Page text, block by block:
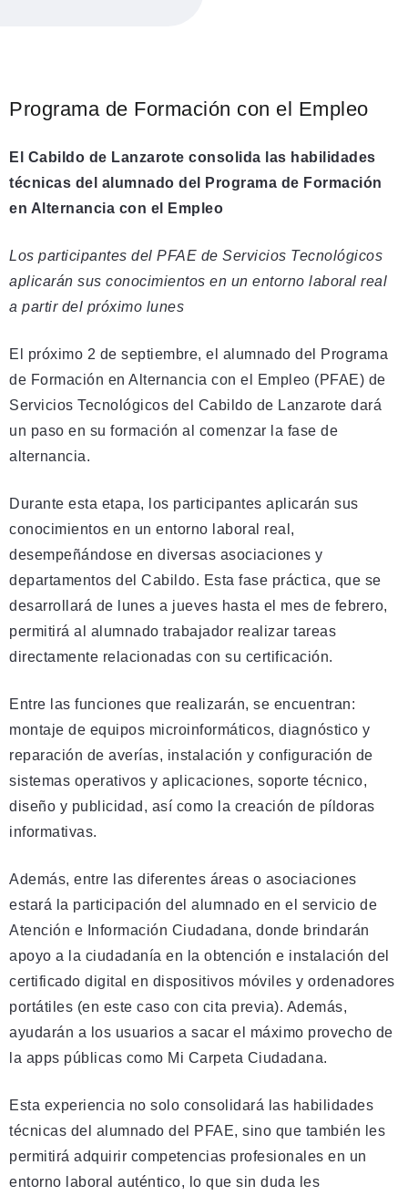
Programa de Formación con el Empleo
El Cabildo de Lanzarote consolida las habilidades
técnicas del alumnado del Programa de Formación
en Alternancia con el Empleo
Los participantes del PFAE de Servicios Tecnológicos
aplicarán sus conocimientos en un entorno laboral real
a partir del próximo lunes
El próximo 2 de septiembre, el alumnado del Programa
de Formación en Alternancia con el Empleo (PFAE) de
Servicios Tecnológicos del Cabildo de Lanzarote dará
un paso en su formación al comenzar la fase de
alternancia.
Durante esta etapa, los participantes aplicarán sus
conocimientos en un entorno laboral real,
desempeñándose en diversas asociaciones y
departamentos del Cabildo. Esta fase práctica, que se
desarrollará de lunes a jueves hasta el mes de febrero,
permitirá al alumnado trabajador realizar tareas
directamente relacionadas con su certificación.
Entre las funciones que realizarán, se encuentran:
montaje de equipos microinformáticos, diagnóstico y
reparación de averías, instalación y configuración de
sistemas operativos y aplicaciones, soporte técnico,
diseño y publicidad, así como la creación de píldoras
informativas.
Además, entre las diferentes áreas o asociaciones
estará la participación del alumnado en el servicio de
Atención e Información Ciudadana, donde brindarán
apoyo a la ciudadanía en la obtención e instalación del
certificado digital en dispositivos móviles y ordenadores
portátiles (en este caso con cita previa). Además,
ayudarán a los usuarios a sacar el máximo provecho de
la apps públicas como Mi Carpeta Ciudadana.
Esta experiencia no solo consolidará las habilidades
técnicas del alumnado del PFAE, sino que también les
permitirá adquirir competencias profesionales en un
entorno laboral auténtico, lo que sin duda les